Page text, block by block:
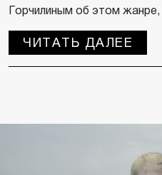
Горчилиным об этом жанре,
ЧИТАТЬ ДАЛЕЕ